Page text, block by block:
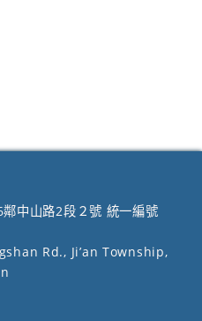
中山路2段２號 統一編號
Rd., Ji’an Township,